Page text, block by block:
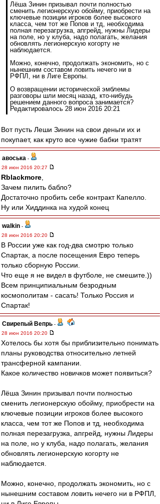
Лёша Зинин призывал почти полностью
сменить легионерскую обойму, приобрести на
ключевые позиции игроков более высокого
класса, чем тот же Попов и тд, необходима
полная перезагрузка, апгрейд, нужны Лидеры
на поле, но у клуба, надо полагать, желания
обновлять легионерскую когорту не
наблюдается.
Можно, конечно, продолжать экономить, но с
нынешним составом ловить нечего ни в
РФПЛ, ни в Лиге Европы.
О возвращении исторической эмблемы
разговоры шли месяц назад, кто-нибудь
решением данного вопроса занимается?
Редактировалось 28 июн 2016 20:21
Вот пусть Леши Зинин на свои деньги их и
покупает, как круто все чужие бабки тратят
авоська -
28 июн 2016 20:27
Rblackmore
Зачем пилить бабло?
Достаточно пробить себе контракт Капелло.
Ну или Хиддинка на худой конец
walkin -
28 июн 2016 20:20
В России уже как год-два смотрю только
Спартак, а после посещения Евро теперь
только сборную России.
Что еще я не видел в футболе, не смешите.))
Всем принципиальным безродным
космополитам - сасать! Только Россия и
Спартак!
Свирепый Вепрь -
28 июн 2016 20:20
Хотелось бы хотя бы приблизительно понимать
планы руководства относительно летней
трансферной кампании.
Какое количество новичков может появиться?
Лёша Зинин призывал почти полностью
сменить легионерскую обойму, приобрести на
ключевые позиции игроков более высокого
класса, чем тот же Попов и тд, необходима
полная перезагрузка, апгрейд, нужны Лидеры
на поле, но у клуба, надо полагать, желания
обновлять легионерскую когорту не
наблюдается.
Можно, конечно, продолжать экономить, но с
нынешним составом ловить нечего ни в РФПЛ,